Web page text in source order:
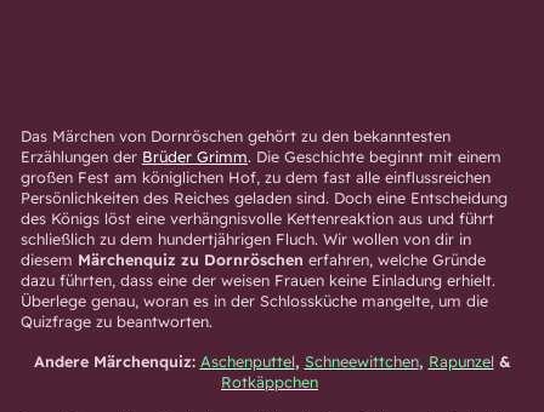
Das Märchen von Dornröschen gehört zu den bekanntesten
Erzählungen der Brüder Grimm. Die Geschichte beginnt mit einem
großen Fest am königlichen Hof, zu dem fast alle einflussreichen
Persönlichkeiten des Reiches geladen sind. Doch eine Entscheidung
des Königs löst eine verhängnisvolle Kettenreaktion aus und führt
schließlich zu dem hundertjährigen Fluch. Wir wollen von dir in
diesem Märchenquiz zu Dornröschen erfahren, welche Gründe
dazu führten, dass eine der weisen Frauen keine Einladung erhielt.
Überlege genau, woran es in der Schlossküche mangelte, um die
Quizfrage zu beantworten.
Andere Märchenquiz: Aschenputtel, Schneewittchen, Rapunzel &
Rotkäppchen